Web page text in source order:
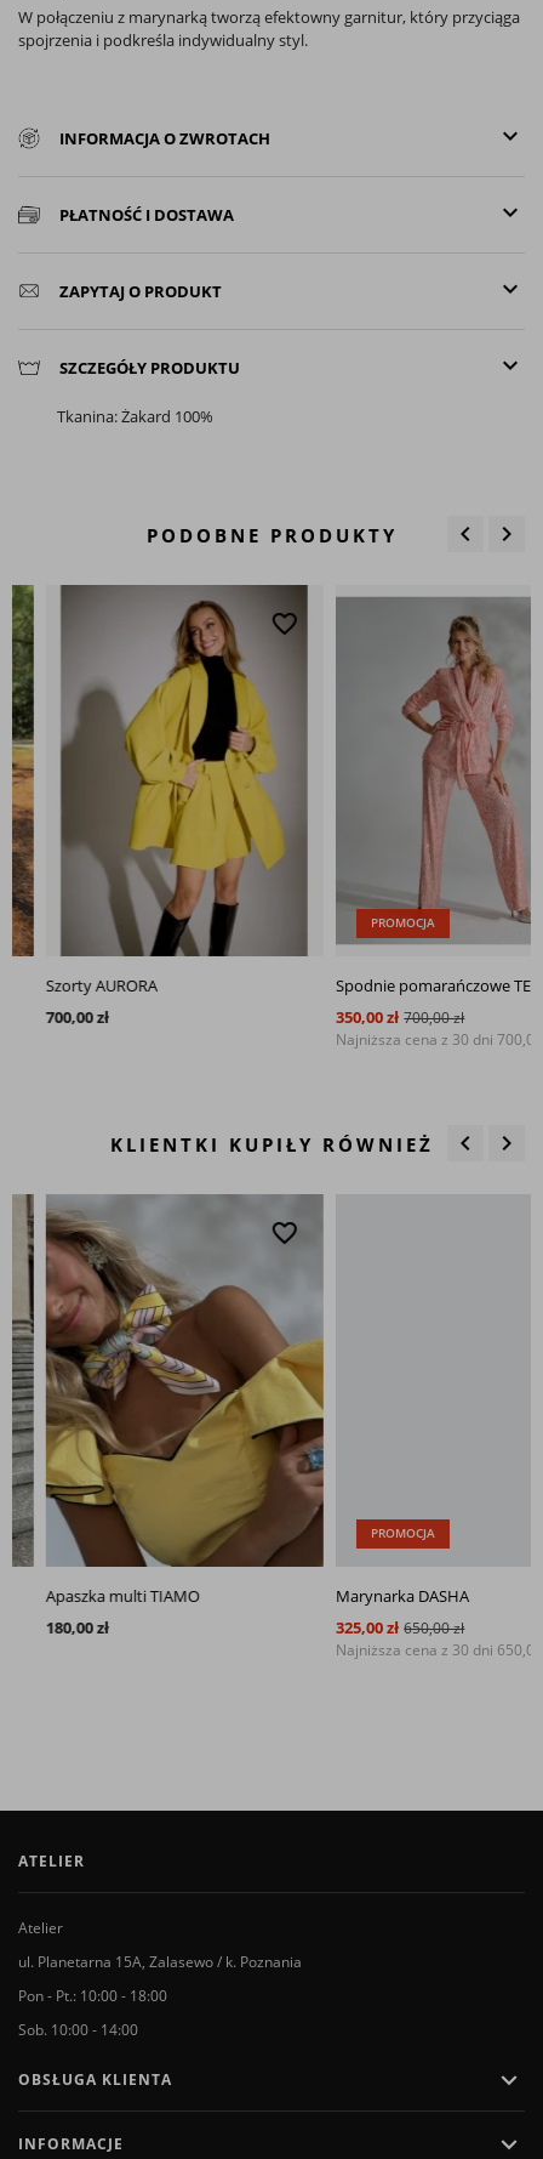
W połączeniu z marynarką tworzą efektowny garnitur, który przyciąga
spojrzenia i podkreśla indywidualny styl.
keyboard_arrow_down
INFORMACJA O ZWROTACH
keyboard_arrow_down
PŁATNOŚĆ I DOSTAWA
keyboard_arrow_down
ZAPYTAJ O PRODUKT
keyboard_arrow_down
SZCZEGÓŁY PRODUKTU
Tkanina: Żakard 100%
PODOBNE PRODUKTY keyboard_arrow_left keyboard_arrow_right
Szorty AURORA
700,00 zł
PROMOCJA
Spodnie pomarańczowe TESSA
350,00 zł 700,00 zł
Najniższa cena z 30 dni 700,00 zł
KLIENTKI KUPIŁY RÓWNIEŻ keyboard_arrow_left keyboard_arrow_right
favorite_border
Apaszka multi TIAMO
180,00 zł
PROMOCJA
Marynarka DASHA
325,00 zł 650,00 zł
Najniższa cena z 30 dni 650,00 zł
ATELIER
Atelier
ul. Planetarna 15A, Zalasewo / k. Poznania
Pon - Pt.: 10:00 - 18:00
Sob. 10:00 - 14:00
OBSŁUGA KLIENTA 
INFORMACJE 